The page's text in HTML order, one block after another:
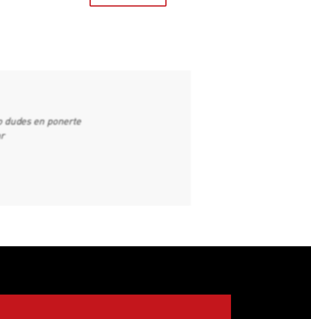
dudes en ponerte